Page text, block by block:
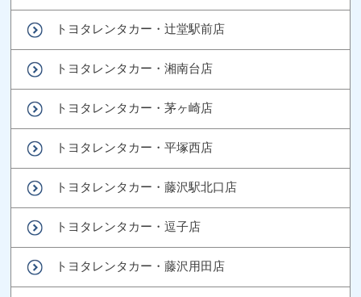
トヨタレンタカー・辻堂駅前店
トヨタレンタカー・湘南台店
トヨタレンタカー・茅ヶ崎店
トヨタレンタカー・平塚西店
トヨタレンタカー・藤沢駅北口店
トヨタレンタカー・逗子店
トヨタレンタカー・藤沢用田店